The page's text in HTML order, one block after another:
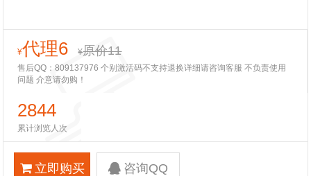
¥代理6 ¥原价11
售后QQ：809137976 个别激活码不支持退换详细请咨询客服 不负责使用
问题 介意请勿购！
2844
累计浏览人次
立即购买 咨询QQ